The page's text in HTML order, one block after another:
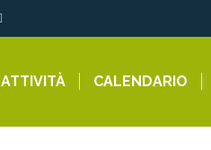
ATTIVITÀ CALENDARIO